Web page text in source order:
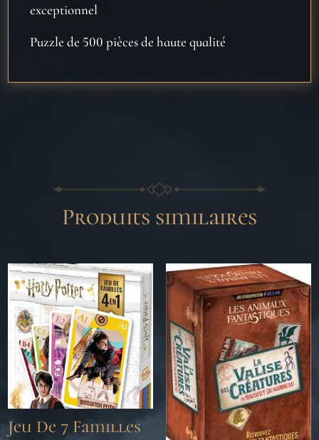
exceptionnel
Puzzle de 500 pièces de haute qualité
Produits similaires
Jeu De 7 Familles